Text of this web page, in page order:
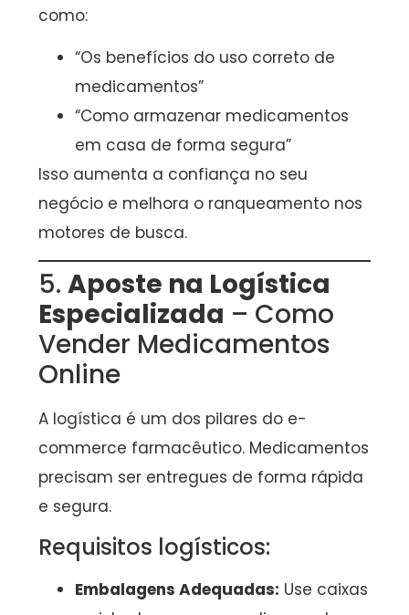
como:
“Os benefícios do uso correto de
medicamentos”
“Como armazenar medicamentos
em casa de forma segura”
Isso aumenta a confiança no seu
negócio e melhora o ranqueamento nos
motores de busca.
5.Aposte na Logística
Especializada – Como
Vender Medicamentos
Online
A logística é um dos pilares do e-
commerce farmacêutico. Medicamentos
precisam ser entregues de forma rápida
e segura.
Requisitos logísticos:
Embalagens Adequadas: Use caixas